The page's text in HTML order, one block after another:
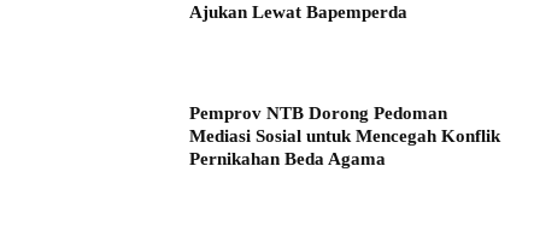
Ajukan Lewat Bapemperda
Pemprov NTB Dorong Pedoman
Mediasi Sosial untuk Mencegah Konflik
Pernikahan Beda Agama